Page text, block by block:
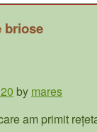
briose
by mares
am primit